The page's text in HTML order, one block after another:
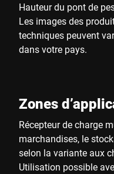
Hauteur du pont de
Les images des
techniques peuvent
dans votre pays.
Zones
Récepteur de charge
marchandises, le
selon la variante aux
Utilisation possible